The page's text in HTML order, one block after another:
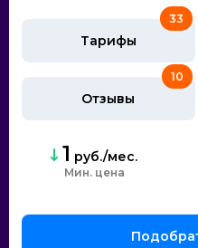
Тарифы
33
Отзывы
10
1 руб./мес.
Мин. цена